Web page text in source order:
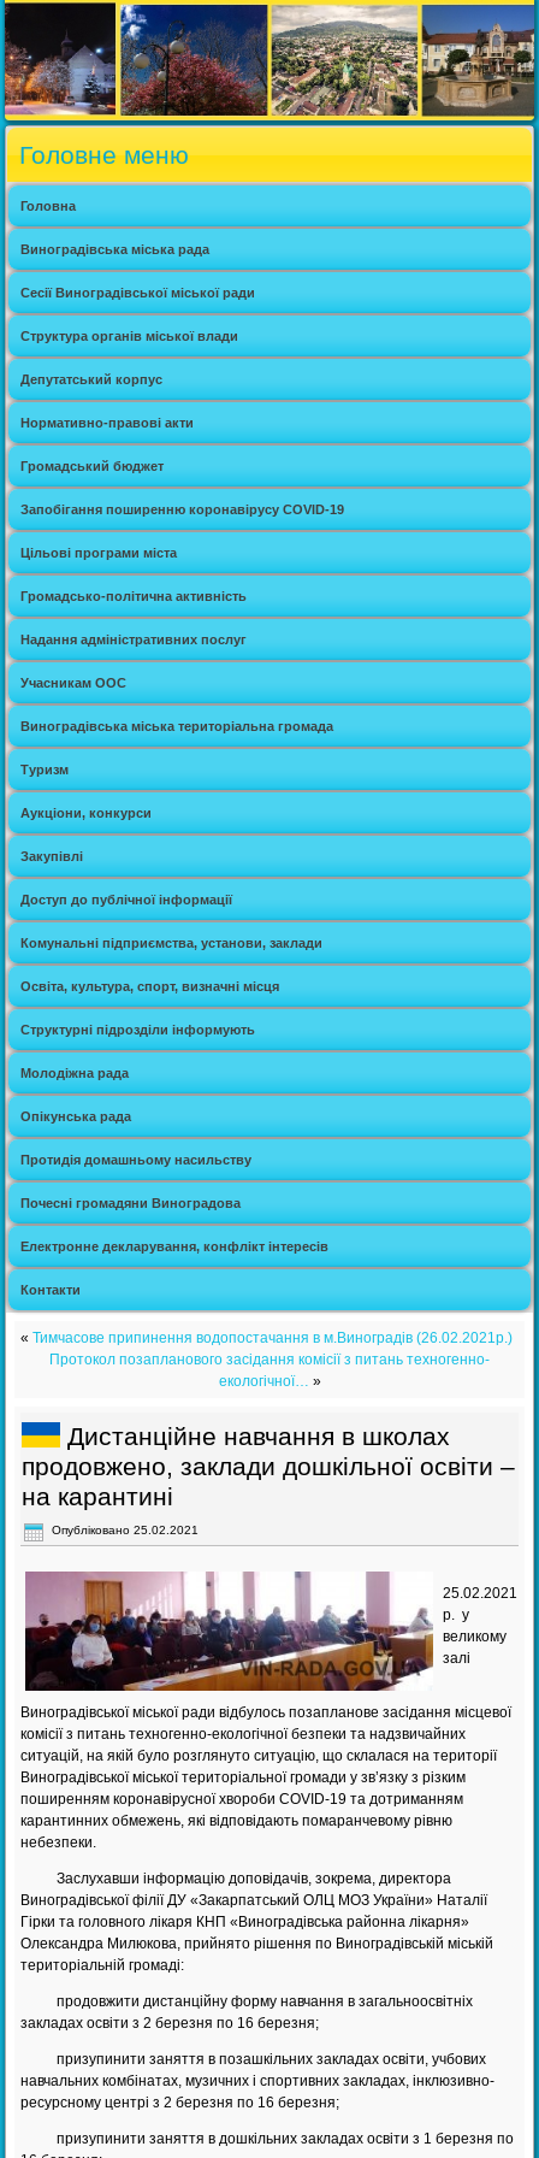
Головне меню
Головна
Виноградівська міська рада
Сесії Виноградівської міської ради
Структура органів міської влади
Депутатський корпус
Нормативно-правові акти
Громадський бюджет
Запобігання поширенню коронавірусу COVID-19
Цільові програми міста
Громадсько-політична активність
Надання адміністративних послуг
Учасникам ООС
Виноградівська міська територіальна громада
Туризм
Аукціони, конкурси
Закупівлі
Доступ до публічної інформації
Комунальні підприємства, установи, заклади
Освіта, культура, спорт, визначні місця
Структурні підрозділи інформують
Молодіжна рада
Опікунська рада
Протидія домашньому насильству
Почесні громадяни Виноградова
Електронне декларування, конфлікт інтересів
Контакти
«Тимчасове припинення водопостачання в м.Виноградів (26.02.2021р.)
Протокол позапланового засідання комісії з питань техногенно-
екологічної… »
Дистанційне навчання в школах
продовжено, заклади дошкільної освіти –
на карантині
Опубліковано 25.02.2021
25.02.2021
р. у
великому
залі
Виноградівської міської ради відбулось позапланове засідання місцевої
комісії з питань техногенно-екологічної безпеки та надзвичайних
ситуацій, на якій було розглянуто ситуацію, що склалася на території
Виноградівської міської територіальної громади у зв’язку з різким
поширенням коронавірусної хвороби COVID-19 та дотриманням
карантинних обмежень, які відповідають помаранчевому рівню
небезпеки.
Заслухавши інформацію доповідачів, зокрема, директора
Виноградівської філії ДУ «Закарпатський ОЛЦ МОЗ України» Наталії
Гірки та головного лікаря КНП «Виноградівська районна лікарня»
Олександра Милюкова, прийнято рішення по Виноградівській міській
територіальній громаді:
продовжити дистанційну форму навчання в загальноосвітніх
закладах освіти з 2 березня по 16 березня;
призупинити заняття в позашкільних закладах освіти, учбових
навчальних комбінатах, музичних і спортивних закладах, інклюзивно-
ресурсному центрі з 2 березня по 16 березня;
призупинити заняття в дошкільних закладах освіти з 1 березня по